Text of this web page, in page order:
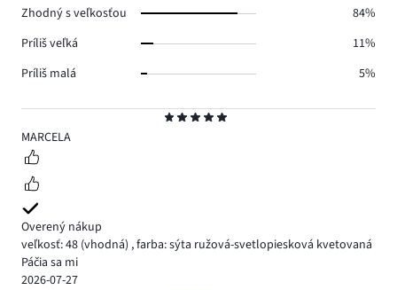
5
MARCELA
Overený nákup
veľkosť: 48 (vhodná) ,farba: sýta ružová-svetlopiesková kvetovaná
Páčia sa mi
2026-07-27
Zhodný s veľkosťou
84%
Príliš veľká
11%
Príliš malá
5%